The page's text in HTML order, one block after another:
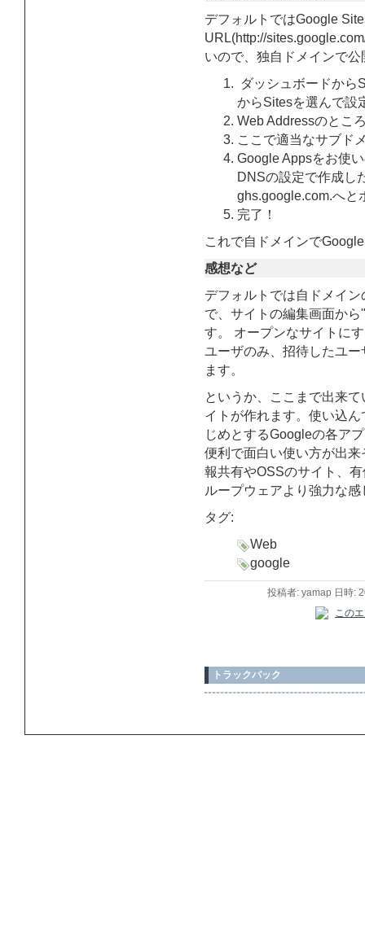
デフォルトではGoogle
URL(http://
いので、独自ドメインで
ダッシュボードから
からSitesを選んで設
Web Addressのとこ
ここで適当なサブド
Google Appsをお使
DNSの設定で作成し
ghs.google.com.へと
完了！
これで自ドメインで
感想など
デフォルトでは自ドメイ
で、サイトの編集画面か
す。 オープンなサイトに
ユーザのみ、招待したユ
ます。
というか、ここまで出来
イトが作れます。使い込
じめとするGoogleの各ア
便利で面白い使い方が出
報共有やOSSのサイト、
ループウェアより強力な感
タグ:
Web
google
投稿者: yamap 日時:
トラックバック